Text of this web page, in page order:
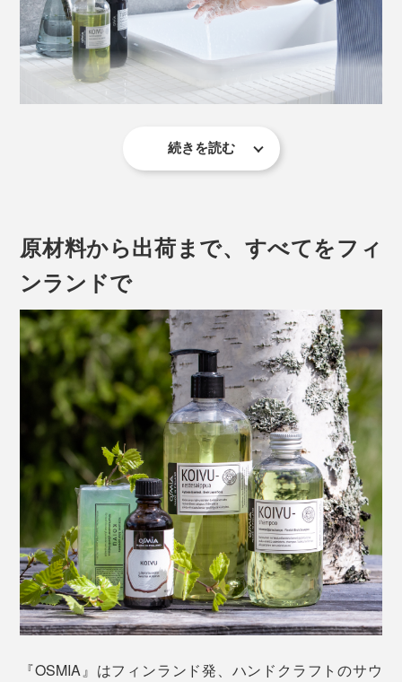
写真提供 Visit Finland
白樺の香りは、フィンランドの人々の幸せの記憶と、深
く結びついているのです。
そんな、“幸せの香り”に包まれる時間を増やし、分かち
合いたいという想いから生まれたのが、『OSMIA』のボ
ディソープ。
切り花の切り口のような清々しい香りは、日本の熱烈な
サウナーからも「衝撃的な素晴らしさ」と評されていま
す。
『OSMIA』は、この貴重なピートに、ユーカリ、パチョ
リの精油を加え、森の中を歩いているような、土の香り
深く落ちつく爽快な香りが、バスルームを満たします。
一般的な液体ソープの多くは、石油系の合成成分を使用
『OSMIA』のボディーソープは、石けんを3〜5日かけ
て手作業で液状にした、価値ある本物です。
写真奥は「OSMIAボディーソープ／KOIVU（白樺）」※本品。写真手前は
「「OSMIAバーソープ／KOIVU（バーチ）」
食品グレードの菜種油とココナッツオイルをベースに、
続きを読む
原材料から出荷まで、すべてをフィ
ンランドで
『OSMIA』はフィンランド発、ハンドクラフトのサウ